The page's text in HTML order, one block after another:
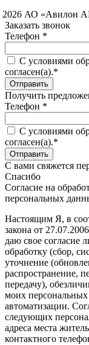
АО «Авилон
Заказать звонок
Телефон *
C условиями
согласен(а).*
Получить
Телефон *
C условиями
согласен(а).*
С вами свяжется
Спасибо
Согласие на
персональных
Настоящим Я, в
закона от
даю свое согласие
обработку (сбор,
уточнение
распространение,
передачу),
моих персональных
автоматизации.
следующих
адреса места
контактного